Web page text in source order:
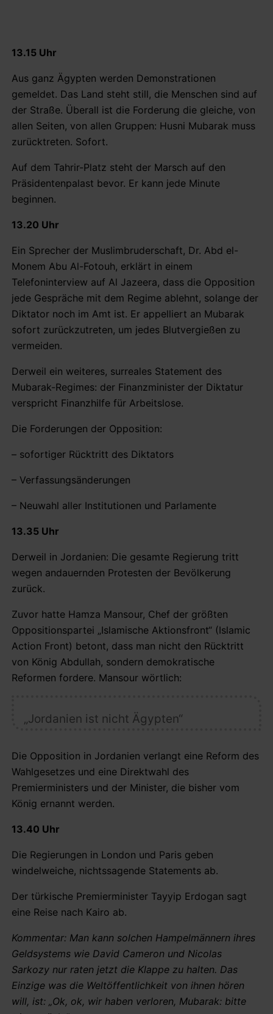
13.15 Uhr
Aus ganz Ägypten werden Demonstrationen
gemeldet. Das Land steht still, die Menschen sind auf
der Straße. Überall ist die Forderung die gleiche, von
allen Seiten, von allen Gruppen: Husni Mubarak muss
zurücktreten. Sofort.
Auf dem Tahrir-Platz steht der Marsch auf den
Präsidentenpalast bevor. Er kann jede Minute
beginnen.
13.20 Uhr
Ein Sprecher der Muslimbruderschaft, Dr. Abd el-
Monem Abu Al-Fotouh, erklärt in einem
Telefoninterview auf Al Jazeera, dass die Opposition
jede Gespräche mit dem Regime ablehnt, solange der
Diktator noch im Amt ist. Er appelliert an Mubarak
sofort zurückzutreten, um jedes Blutvergießen zu
vermeiden.
Derweil ein weiteres, surreales Statement des
Mubarak-Regimes: der Finanzminister der Diktatur
verspricht Finanzhilfe für Arbeitslose.
Die Forderungen der Opposition:
– sofortiger Rücktritt des Diktators
– Verfassungsänderungen
– Neuwahl aller Institutionen und Parlamente
13.35 Uhr
Derweil in Jordanien: Die gesamte Regierung tritt
wegen andauernden Protesten der Bevölkerung
zurück.
Zuvor hatte Hamza Mansour, Chef der größten
Oppositionspartei „Islamische Aktionsfront“ (Islamic
Action Front) betont, dass man nicht den Rücktritt
von König Abdullah, sondern demokratische
Reformen fordere. Mansour wörtlich:
„Jordanien ist nicht Ägypten“
Die Opposition in Jordanien verlangt eine Reform des
Wahlgesetzes und eine Direktwahl des
Premierministers und der Minister, die bisher vom
König ernannt werden.
13.40 Uhr
Die Regierungen in London und Paris geben
windelweiche, nichtssagende Statements ab.
Der türkische Premierminister Tayyip Erdogan sagt
eine Reise nach Kairo ab.
Kommentar: Man kann solchen Hampelmännern ihres
Geldsystems wie David Cameron und Nicolas
Sarkozy nur raten jetzt die Klappe zu halten. Das
Einzige was die Weltöffentlichkeit von ihnen hören
will, ist: „Ok, ok, wir haben verloren, Mubarak: bitte